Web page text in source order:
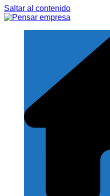
Saltar al contenido